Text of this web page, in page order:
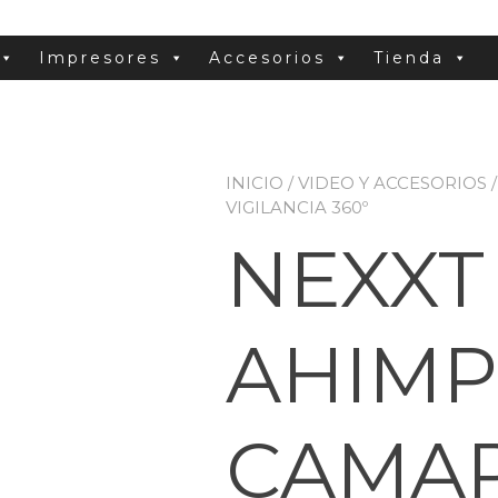
Impresores Accesorios Tienda
INICIO /VIDEO Y ACCESORIOS
VIGILANCIA 360º
NEXXT